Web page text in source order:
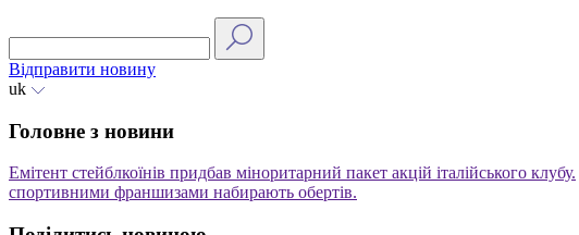
Відправити новину
uk
Головне з новини
Емітент стейблкоїнів придбав міноритарний пакет акцій італійського клубу.
спортивними франшизами набирають обертів.